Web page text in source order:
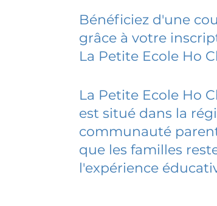
Bénéficiez d'une
grâce à votre
La Petite Ecole Ho
La Petite Ecole Ho
est situé dans la
communauté
que les familles
l'expérience